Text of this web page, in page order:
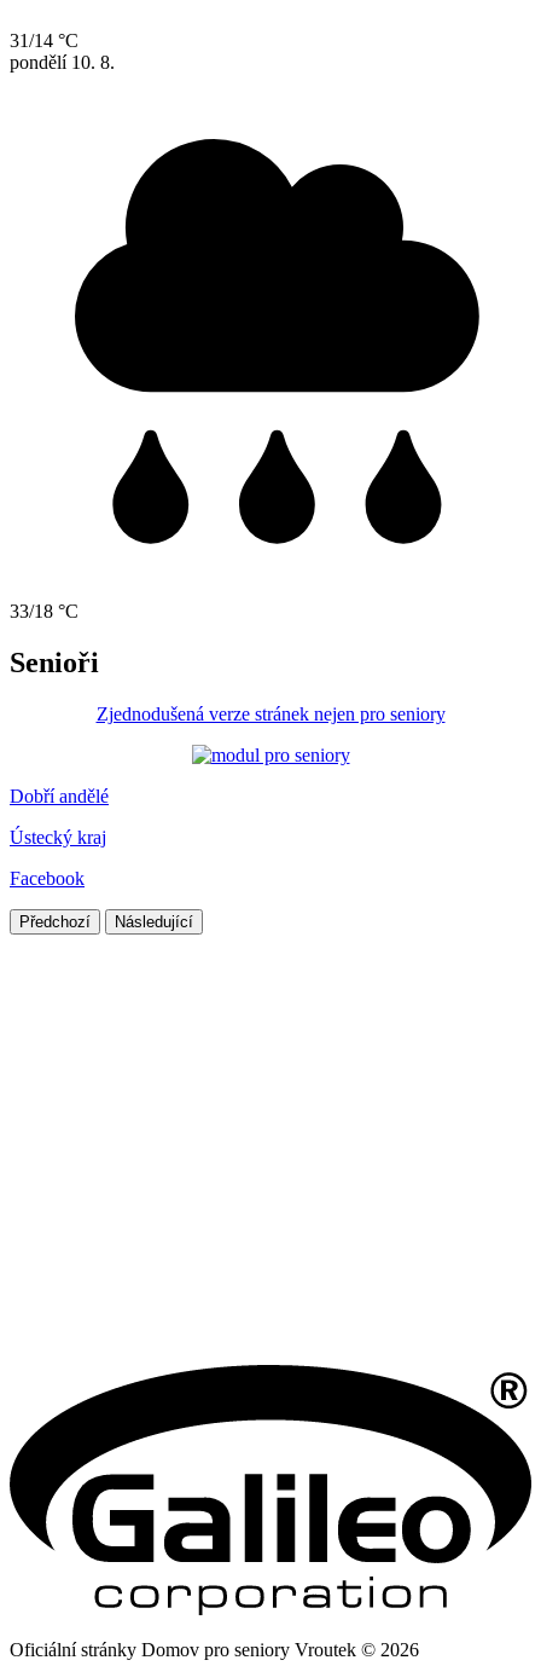
31/14 °C
pondělí 10. 8.
33/18 °C
Senioři
Zjednodušená verze stránek nejen pro seniory
Dobří andělé
Ústecký kraj
Facebook
Předchozí Následující
Oficiální stránky Domov pro seniory Vroutek © 2026